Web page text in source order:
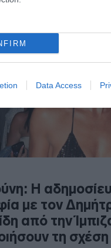
Data Access
Η
με τον
από την
τη